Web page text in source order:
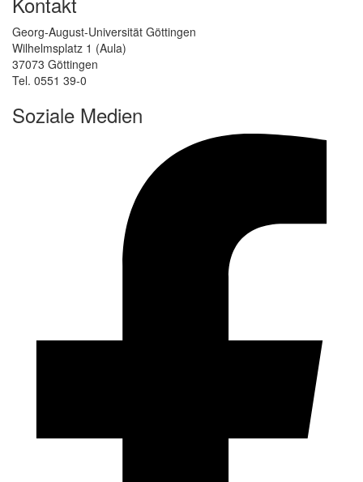
Georg-August-Universität Göttingen
Wilhelmsplatz 1 (Aula)
37073 Göttingen
Tel. 0551 39-0
Soziale Medien